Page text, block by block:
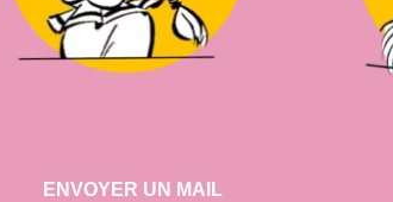
ENVOYER UN MAIL